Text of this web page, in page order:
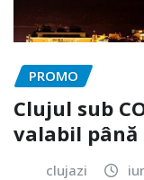
PROMO
Clujul sub
valabil până
clujazi